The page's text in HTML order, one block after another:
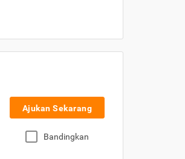
Ajukan Sekarang
Bandingkan